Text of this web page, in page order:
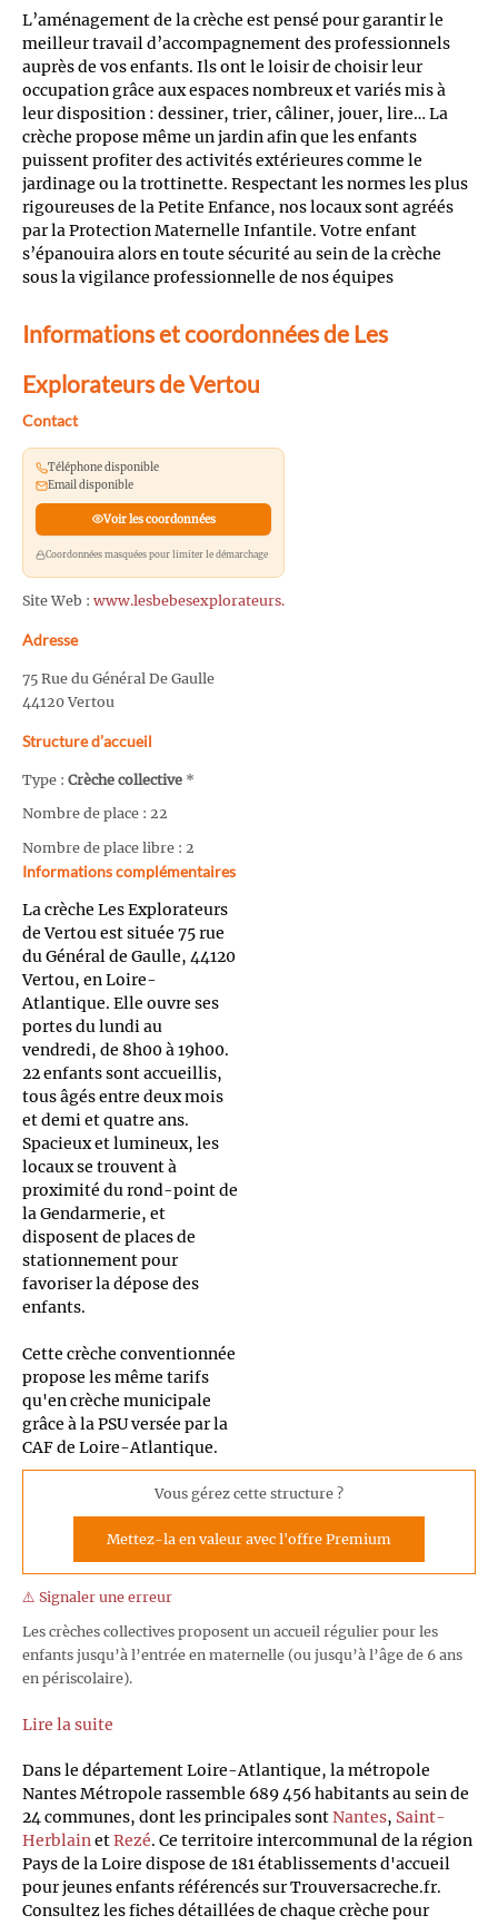
L’aménagement de la crèche est pensé pour garantir le
meilleur travail d’accompagnement des professionnels
auprès de vos enfants. Ils ont le loisir de choisir leur
occupation grâce aux espaces nombreux et variés mis à
leur disposition : dessiner, trier, câliner, jouer, lire… La
crèche propose même un jardin afin que les enfants
puissent profiter des activités extérieures comme le
jardinage ou la trottinette. Respectant les normes les plus
rigoureuses de la Petite Enfance, nos locaux sont agréés
par la Protection Maternelle Infantile. Votre enfant
s’épanouira alors en toute sécurité au sein de la crèche
sous la vigilance professionnelle de nos équipes
Informations et coordonnées de Les
Explorateurs de Vertou
Contact
Téléphone disponible
Email disponible
Voir les coordonnées
Coordonnées masquées pour limiter le démarchage
Site Web : www.lesbebesexplorateurs.
Adresse
75 Rue du Général De Gaulle
44120 Vertou
Structure d’accueil
Type : Crèche collective *
Nombre de place : 22
Nombre de place libre : 2
Informations complémentaires
La crèche Les Explorateurs
de Vertou est située 75 rue
du Général de Gaulle, 44120
Vertou, en Loire-
Atlantique. Elle ouvre ses
portes du lundi au
vendredi, de 8h00 à 19h00.
22 enfants sont accueillis,
tous âgés entre deux mois
et demi et quatre ans.
Spacieux et lumineux, les
locaux se trouvent à
proximité du rond-point de
la Gendarmerie, et
disposent de places de
stationnement pour
favoriser la dépose des
enfants.
Cette crèche conventionnée
propose les même tarifs
qu'en crèche municipale
grâce à la PSU versée par la
CAF de Loire-Atlantique.
Vous gérez cette structure ?
Mettez-la en valeur avec l'offre Premium
⚠️ Signaler une erreur
Les crèches collectives proposent un accueil régulier pour les
enfants jusqu’à l’entrée en maternelle (ou jusqu’à l’âge de 6 ans
en périscolaire).
Lire la suite
Dans le département Loire-Atlantique, la métropole
Nantes Métropole rassemble 689 456 habitants au sein de
24 communes, dont les principales sontNantes, Saint-
Herblain etRezé. Ce territoire intercommunal de la région
Pays de la Loire dispose de 181 établissements d'accueil
pour jeunes enfants référencés sur Trouversacreche.fr.
Consultez les fiches détaillées de chaque crèche pour